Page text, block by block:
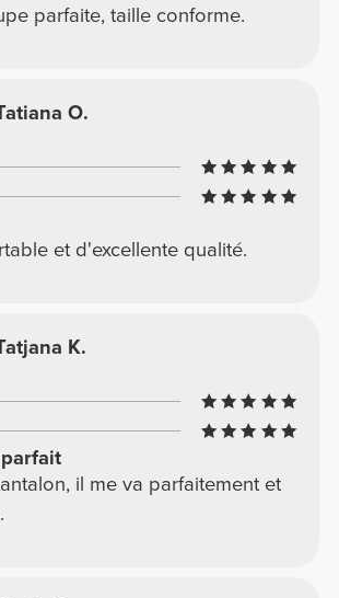
parfaite, taille conforme.
O.
et d'excellente qualité.
K.
il me va parfaitement et